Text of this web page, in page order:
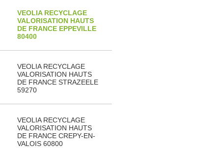
VEOLIA RECYCLAGE
VALORISATION HAUTS
DE FRANCE EPPEVILLE
80400
VEOLIA RECYCLAGE
VALORISATION HAUTS
DE FRANCE STRAZEELE
59270
VEOLIA RECYCLAGE
VALORISATION HAUTS
DE FRANCE CREPY-EN-
VALOIS 60800